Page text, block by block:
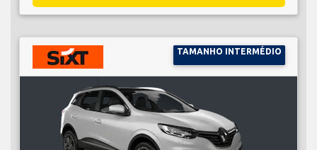
TAMANHO INTERMÉDIO